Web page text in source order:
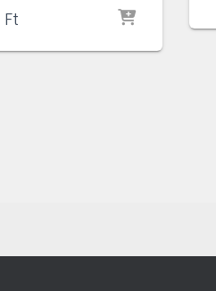
Ft